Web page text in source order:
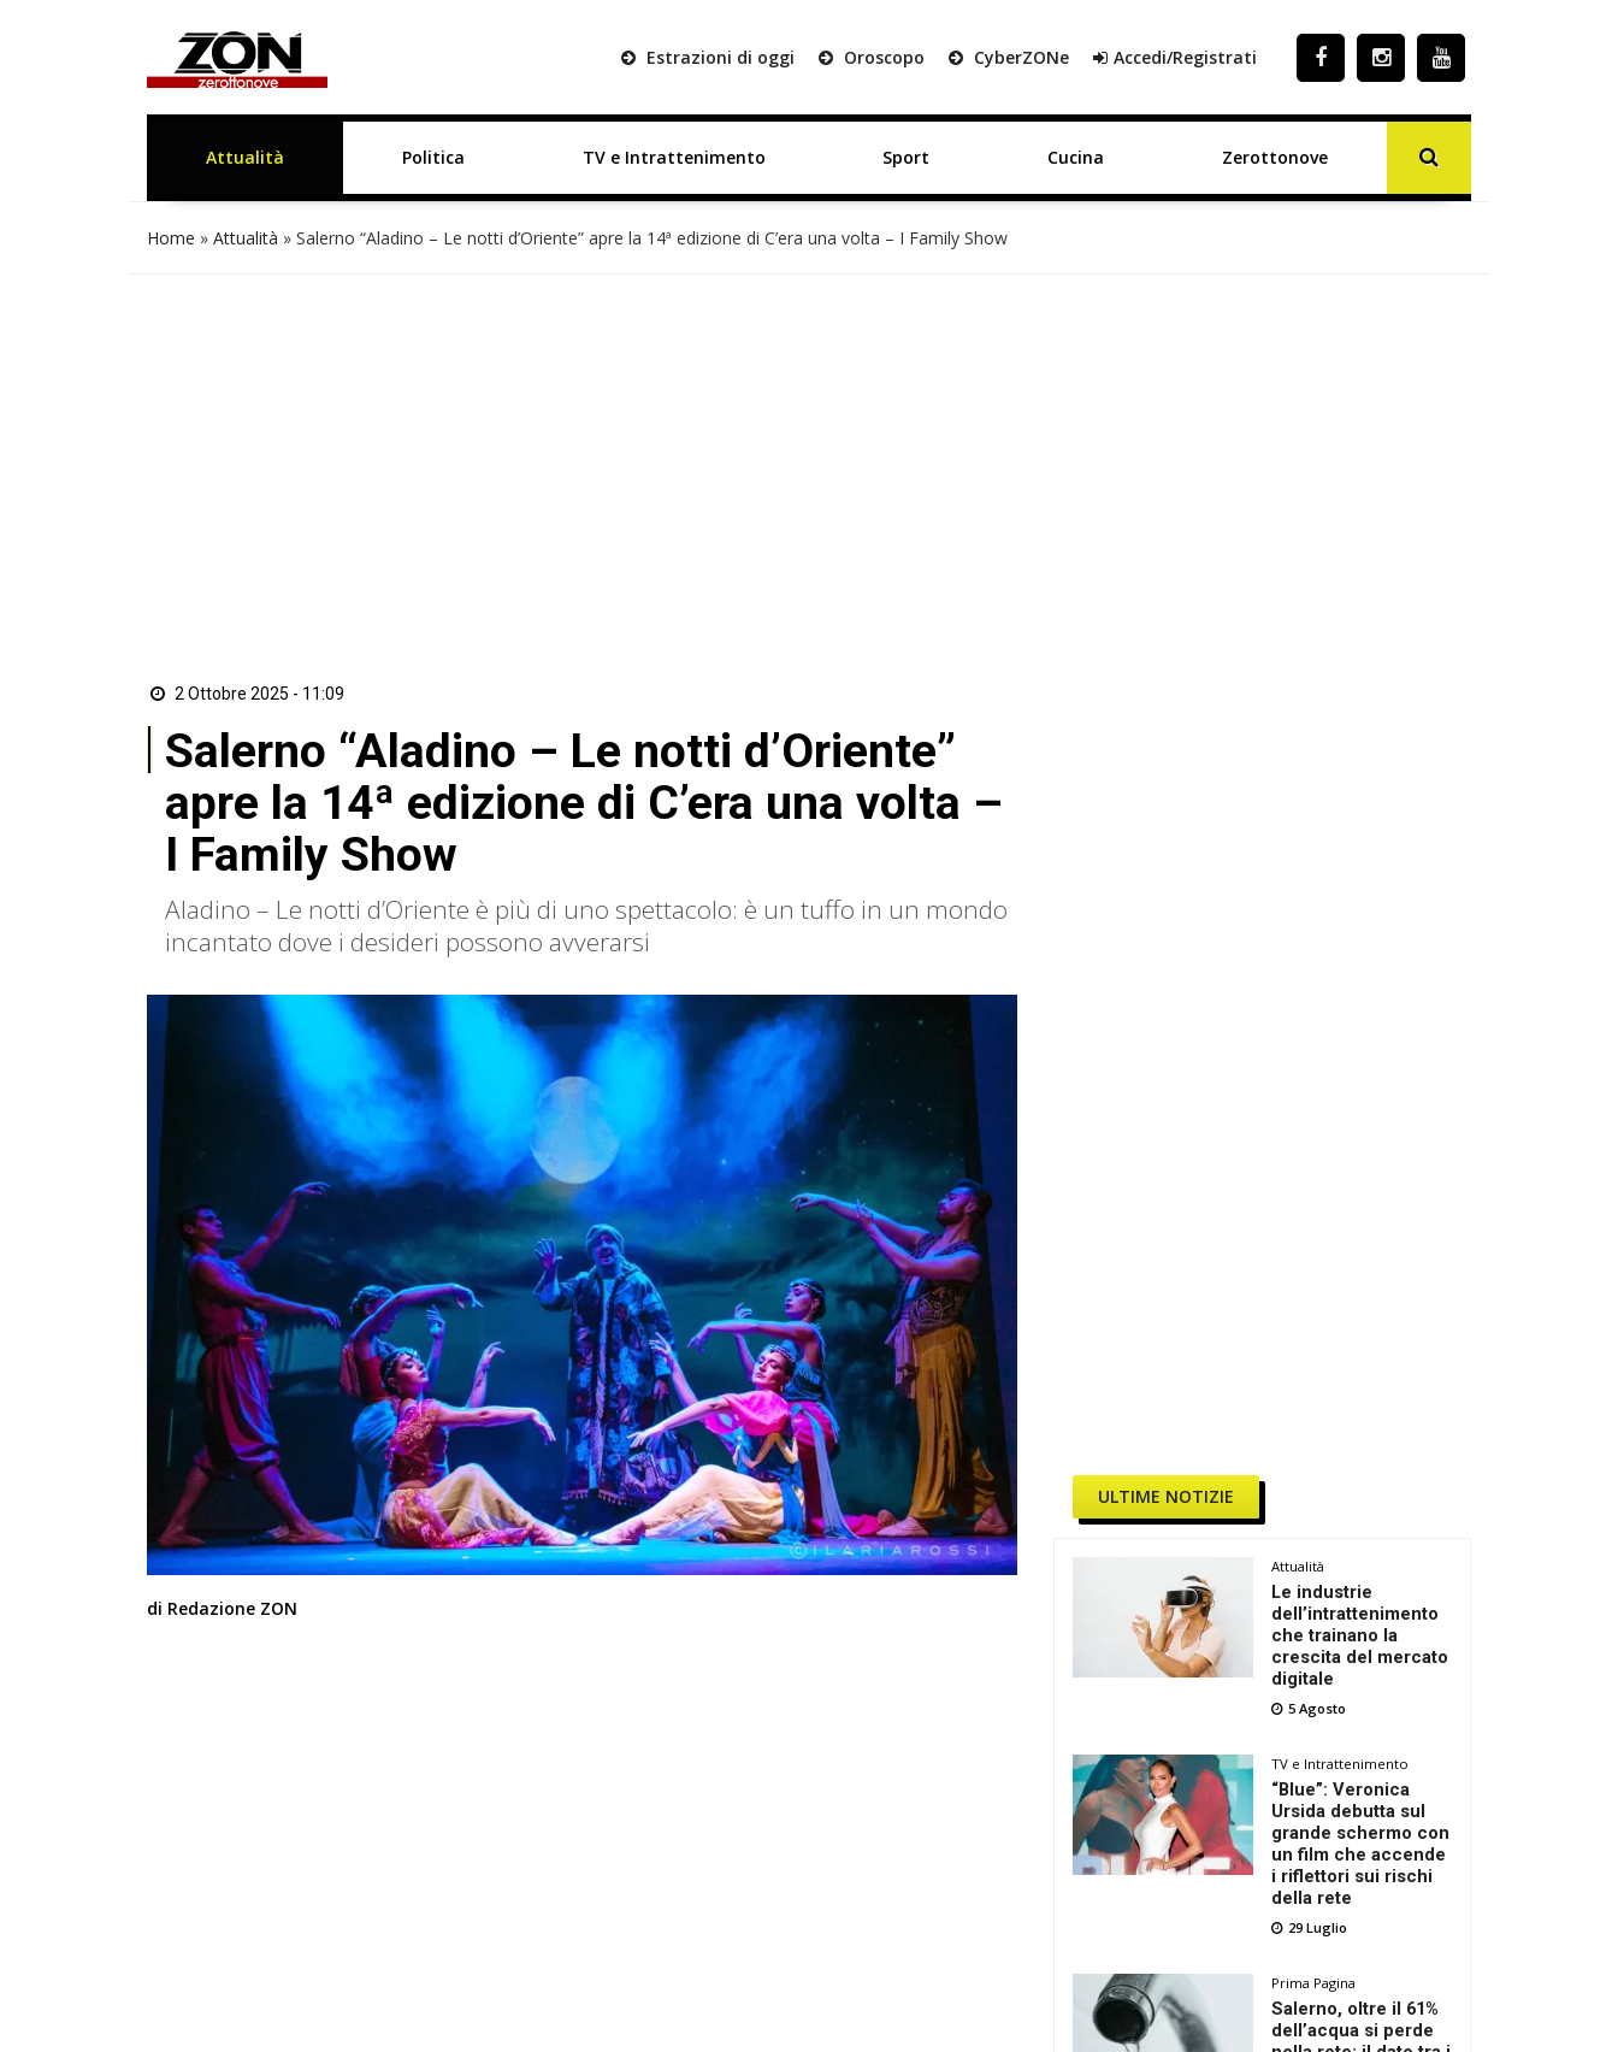
Estrazioni di oggi Oroscopo CyberZONe Accedi/Registrati
Attualità Politica TV e Intrattenimento Sport Cucina Zerottonove
Home » Attualità » Salerno “Aladino – Le notti d’Oriente” apre la 14ª edizione di C’era una volta – I Family Show
2 Ottobre 2025 - 11:09
Salerno “Aladino – Le notti d’Oriente”
apre la 14ª edizione di C’era una volta –
I Family Show
Aladino – Le notti d’Oriente è più di uno spettacolo: è un tuffo in un mondo
incantato dove i desideri possono avverarsi
di Redazione ZON
ULTIME NOTIZIE
Attualità
Le industrie
dell’intrattenimento
che trainano la
crescita del mercato
digitale
5 Agosto
TV e Intrattenimento
“Blue”: Veronica
Ursida debutta sul
grande schermo con
un film che accende
i riflettori sui rischi
della rete
29 Luglio
Prima Pagina
Salerno, oltre il 61%
dell’acqua si perde